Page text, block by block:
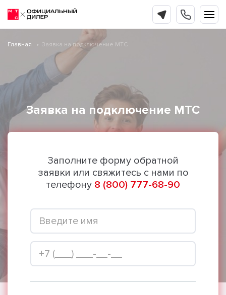
Главная Заявка на подключение МТС
Заявка на подключение МТС
Заполните форму обратной
заявки или свяжитесь с нами по
телефону 8 (800) 777-68-90